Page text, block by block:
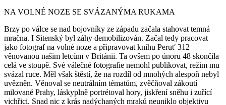
NA VOLNÉ NOZE SE SVÁZANÝMA RUKAMA
Brzy po válce se nad bojovníky ze západu začala stahovat temná
mračna. I Sitenský byl záhy demobilizován. Začal tedy pracovat
jako fotograf na volné noze a připravovat knihu Peruť 312
věnovanou našim letcům v Británii. Ta ovšem po únoru 48 skončila
celá ve stoupě. Své válečné fotografie nemohl publikovat, režim mu
svázal ruce. Měl však štěstí, že na rozdíl od mnohých alespoň nebyl
uvězněn. Věnoval se neutrálním tématům, zvěčňoval zákoutí
milované Prahy, láskyplně portrétoval hory, jiskření sněhu i zuřící
vichřici. Snad nic z krás nadýchaných mraků neuniklo objektivu